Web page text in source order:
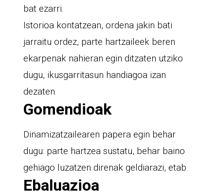
bat ezarri.
Istorioa kontatzean, ordena jakin bati
jarraitu ordez, parte hartzaileek beren
ekarpenak nahieran egin ditzaten utziko
dugu, ikusgarritasun handiagoa izan
dezaten.
Gomendioak
Dinamizatzailearen papera egin behar
dugu: parte hartzea sustatu, behar baino
gehiago luzatzen direnak geldiarazi, etab.
Ebaluazioa